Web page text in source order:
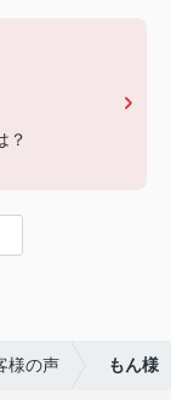
回線のご相
ざいました
ャンペーン
までどう
ざいまし
ご紹介だけ
させて頂いて
回線のご相
ざいました
？
のご紹介だけ
させて頂いて
様の声 もん様